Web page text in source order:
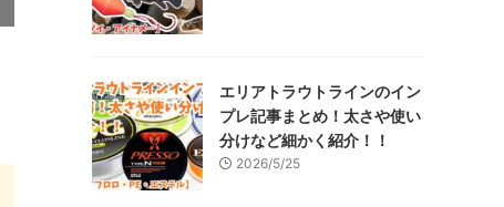
エリアトラウトラインのイン
プレ記事まとめ！太さや使い
分けなど細かく紹介！！
2026/5/25